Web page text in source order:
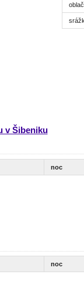
v Šibeniku
noc
noc